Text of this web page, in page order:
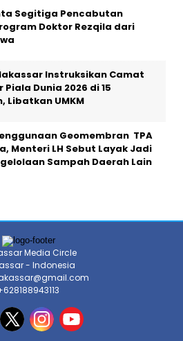
Segitiga Pencabutan
Doktor Rezqila dari
Instruksikan Camat
Piala Dunia 2026 di 15
Libatkan UMKM
Geomembran TPA
Menteri LH Sebut Layak Jadi
Sampah Daerah Lain
Media Circle
- Indonesia